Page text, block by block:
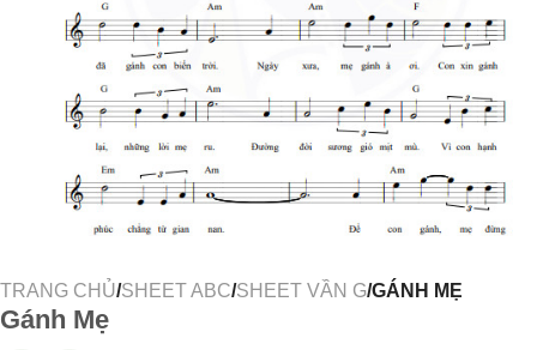
TRANG CHỦ/SHEET ABC/SHEET VẦN G/GÁNH MẸ
Gánh Mẹ